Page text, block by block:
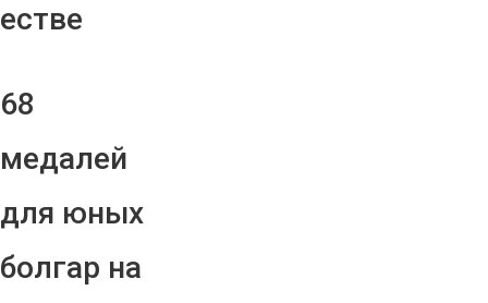
естве
68
медалей
для юных
болгар на